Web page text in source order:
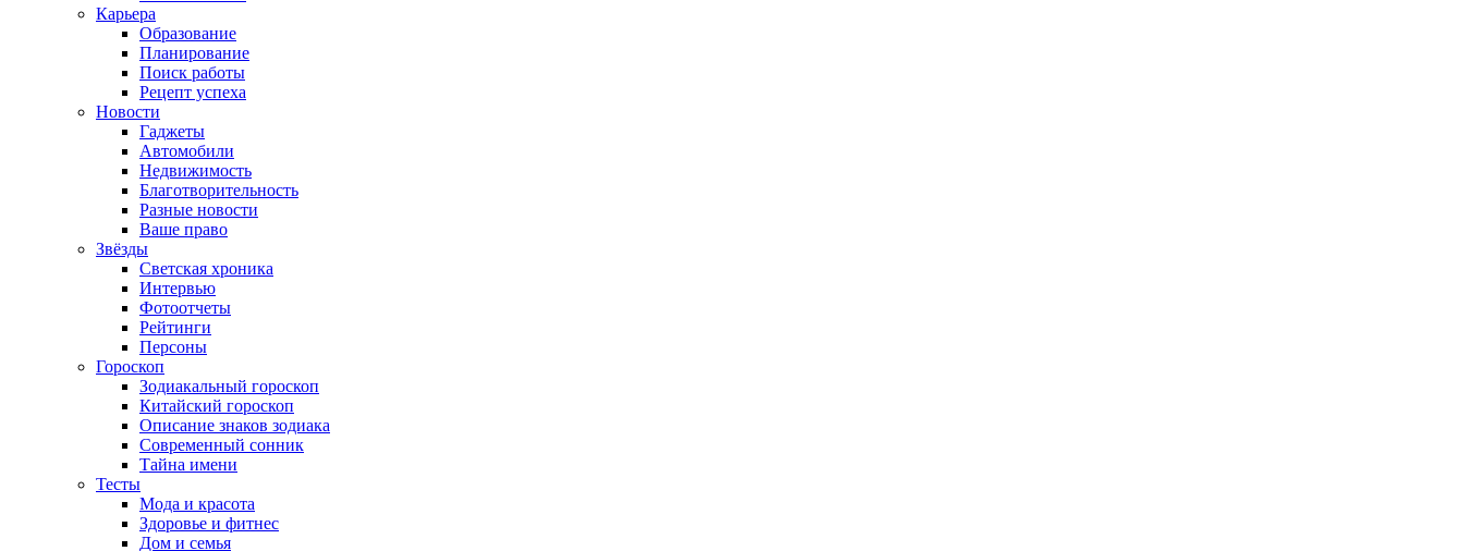
Карьера
Образование
Планирование
Поиск работы
Рецепт успеха
Новости
Гаджеты
Автомобили
Недвижимость
Благотворительность
Разные новости
Ваше право
Звёзды
Светская хроника
Интервью
Фотоотчеты
Рейтинги
Персоны
Гороскоп
Зодиакальный гороскоп
Китайский гороскоп
Описание знаков зодиака
Современный сонник
Тайна имени
Тесты
Мода и красота
Здоровье и фитнес
Дом и семья